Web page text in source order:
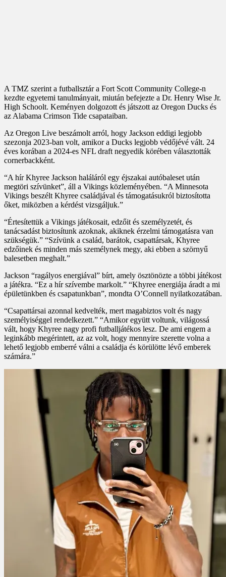
A TMZ szerint a futballsztár a Fort Scott Community College-n
kezdte egyetemi tanulmányait, miután befejezte a Dr. Henry Wise Jr.
High Schoolt. Keményen dolgozott és játszott az Oregon Ducks és
az Alabama Crimson Tide csapataiban.
Az Oregon Live beszámolt arról, hogy Jackson eddigi legjobb
szezonja 2023-ban volt, amikor a Ducks legjobb védőjévé vált. 24
éves korában a 2024-es NFL draft negyedik körében választották
cornerbackként.
“A hír Khyree Jackson haláláról egy éjszakai autóbaleset után
megtöri szívünket”, áll a Vikings közleményében. “A Minnesota
Vikings beszélt Khyree családjával és támogatásukról biztosította
őket, miközben a kérdést vizsgáljuk.”
“Értesítettük a Vikings játékosait, edzőit és személyzetét, és
tanácsadást biztosítunk azoknak, akiknek érzelmi támogatásra van
szükségük.” “Szívünk a család, barátok, csapattársak, Khyree
edzőinek és minden más személynek megy, aki ebben a szörnyű
balesetben meghalt.”
Jackson “ragályos energiával” bírt, amely ösztönözte a többi játékost
a játékra. “Ez a hír szívembe markolt.” “Khyree energiája áradt a mi
épületünkben és csapatunkban”, mondta O’Connell nyilatkozatában.
“Csapattársai azonnal kedvelték, mert magabiztos volt és nagy
személyiséggel rendelkezett.” “Amikor együtt voltunk, világossá
vált, hogy Khyree nagy profi futballjátékos lesz. De ami engem a
leginkább megérintett, az az volt, hogy mennyire szerette volna a
lehető legjobb emberré válni a családja és körülötte lévő emberek
számára.”